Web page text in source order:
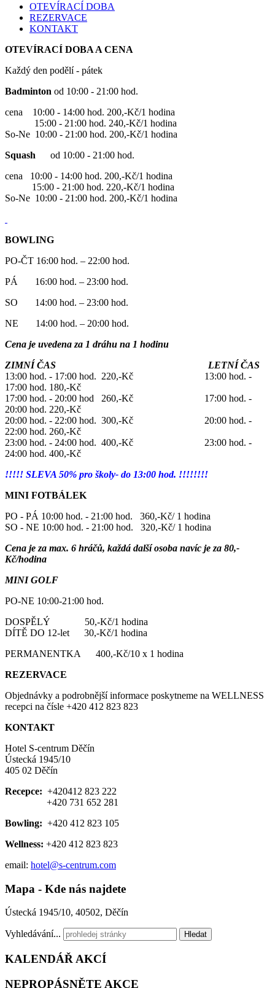
OTEVÍRACÍ DOBA
REZERVACE
KONTAKT
OTEVÍRACÍ DOBA A CENA
Každý den podělí - pátek
Badminton od 10:00 - 21:00 hod.
cena 10:00 - 14:00 hod. 200,-Kč/1 hodina
15:00 - 21:00 hod. 240,-Kč/1 hodina
So-Ne 10:00 - 21:00 hod. 200,-Kč/1 hodina
Squash
od 10:00 - 21:00 hod.
cena 10:00 - 14:00 hod. 200,-Kč/1 hodina
15:00 - 21:00 hod. 220,-Kč/1 hodina
So-Ne 10:00 - 21:00 hod. 200,-Kč/1 hodina
BOWLING
PO-ČT 16:00 hod. – 22:00 hod.
PÁ 16:00 hod. – 23:00 hod.
SO 14:00 hod. – 23:00 hod.
NE 14:00 hod. – 20:00 hod.
Cena je uvedena za 1 dráhu na 1 hodinu
ZIMNÍ ČAS LETNÍ ČAS
13:00 hod. - 17:00 hod. 220,-Kč 13:00 hod. -
17:00 hod. 180,-Kč
17:00 hod. - 20:00 hod 260,-Kč 17:00 hod. -
20:00 hod. 220,-Kč
20:00 hod. - 22:00 hod. 300,-Kč 20:00 hod. -
22:00 hod. 260,-Kč
23:00 hod. - 24:00 hod. 400,-Kč 23:00 hod. -
24:00 hod. 400,-Kč
!!!!! SLEVA 50% pro školy- do 13:00 hod. !!!!!!!!
MINI FOTBÁLEK
PO - PÁ 10:00 hod. - 21:00 hod. 360,-Kč/ 1 hodina
SO - NE 10:00 hod. - 21:00 hod. 320,-Kč/ 1 hodina
Cena je za max. 6 hráčů, každá další osoba navíc je za 80,-
Kč/hodina
MINI GOLF
PO-NE 10:00-21:00 hod.
DOSPĚLÝ 50,-Kč/1 hodina
DÍTĚ DO 12-let 30,-Kč/1 hodina
PERMANENTKA 400,-Kč/10 x 1 hodina
REZERVACE
Objednávky a podrobnější informace poskytneme na WELLNESS
recepci na čísle +420 412 823 823
KONTAKT
Hotel S-centrum Děčín
Ústecká 1945/10
405 02 Děčín
Recepce: +420412 823 222
+420 731 652 281
Bowling: +420 412 823 105
Wellness: +420 412 823 823
email: hotel@s-centrum.com
Mapa - Kde nás najdete
Ústecká 1945/10, 40502, Děčín
Vyhledávání... Hledat
KALENDÁŘ AKCÍ
NEPROPÁSNĚTE AKCE